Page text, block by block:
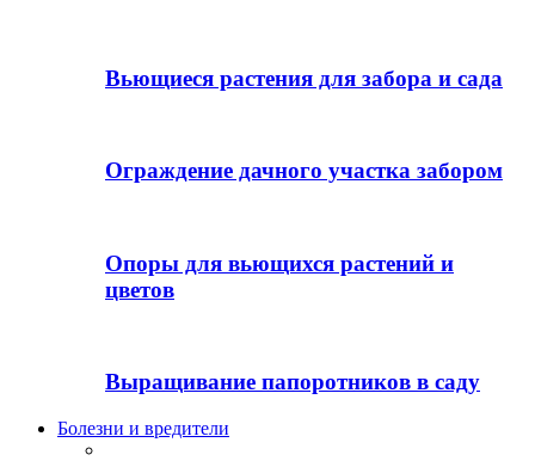
Вьющиеся растения для забора и сада
Ограждение дачного участка забором
Опоры для вьющихся растений и
цветов
Выращивание папоротников в саду
Болезни и вредители